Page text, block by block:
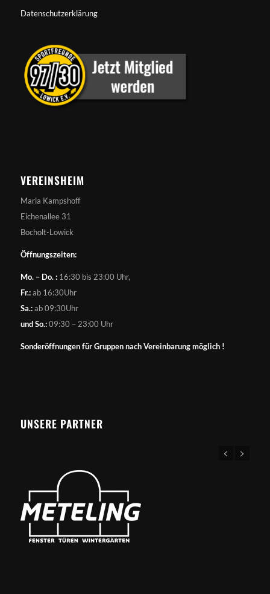
Datenschutzerklärung
VEREINSHEIM
Maria Kampshoff
Eichenallee 31
Bocholt-Lowick
Öffnungszeiten:
Mo. – Do. :16:30 bis 23:00 Uhr,
Fr.:ab 16:30Uhr
Sa.:ab 09:30Uhr
und So.:09:30 – 23:00 Uhr
Sonderöffnungen für Gruppen nach Vereinbarung möglich !
UNSERE PARTNER